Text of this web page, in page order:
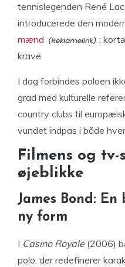
tennislegenden René
introducerede den
mænd
:
krave.
I dag forbindes poloen
grad med kulturelle
country clubs til
vundet indpas i både
Filmens og tv-
øjeblikke
James Bond:
ny form
I Casino Royale(2006)
polo, der redefinerer